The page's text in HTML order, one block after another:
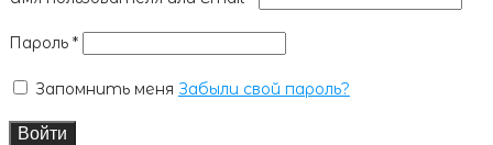
Пароль *
Запомнить меня Забыли свой пароль?
Войти